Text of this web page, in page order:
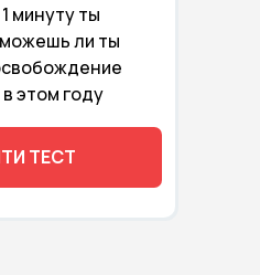
минуту ты
ли ты
этом году
ТЕСТ